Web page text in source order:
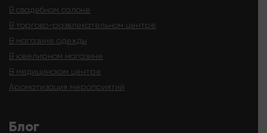
В свадебном салоне
В торгово-развлекательном центре
В магазине одежды
В ювелирном магазине
В медицинском центре
Ароматизация мероприятий
Блог